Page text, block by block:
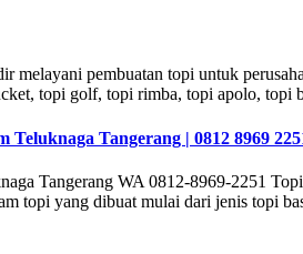
pembuatan topi untuk
topi golf, topi rimba, topi apolo, topi
Tangerang | 0812 8969
Tangerang WA 0812-8969-2251
topi yang dibuat mulai dari jenis topi